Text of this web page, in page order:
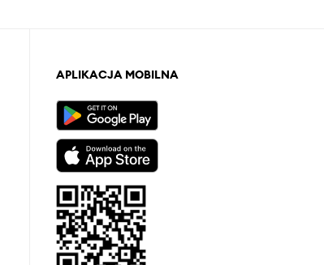
APLIKACJA MOBILNA